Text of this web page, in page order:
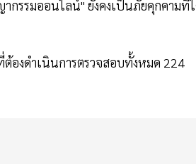
กรรมออนไลน์" ยังคงเป็นภัยคุกคามที่
ต้องดำเนินการตรวจสอบทั้งหมด 224